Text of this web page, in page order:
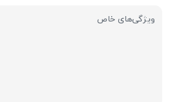
ویژگی‌های خاص